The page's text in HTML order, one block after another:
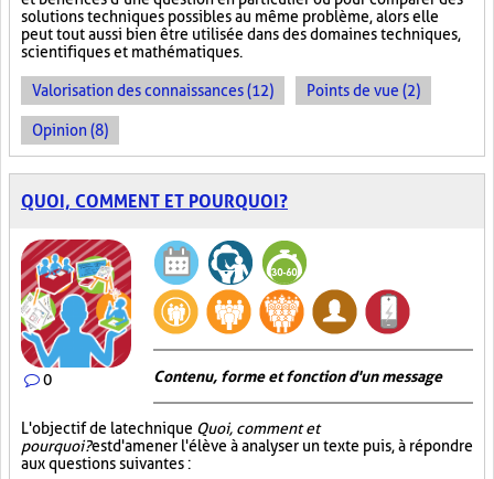
solutions techniques possibles au même problème, alors elle
peut tout aussi bien être utilisée dans des domaines techniques,
scientifiques et mathématiques.
Valorisation des connaissances (12) Points de vue (2)
Opinion (8)
QUOI, COMMENT ET POURQUOI?
0 Contenu, forme et fonction d'un message
L'objectif de la technique Quoi, comment et
pourquoi?est d'amener l'élève à analyser un texte puis, à répondre
aux questions suivantes :